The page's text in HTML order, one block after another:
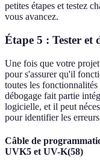
petites étapes et testez
vous avancez.
Étape 5 : Tester et
Une fois que votre
pour s'assurer qu'il
toutes les
débogage fait partie
logicielle, et il peut
pour identifier les
Câble de
UVK5 et UV-K(58)